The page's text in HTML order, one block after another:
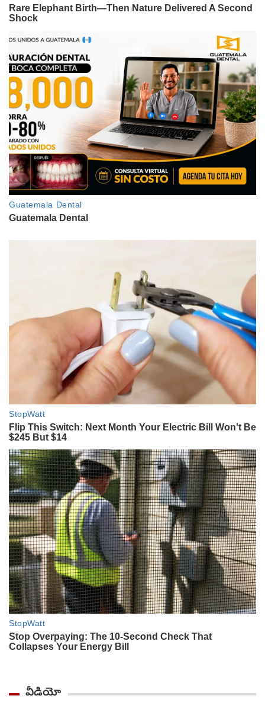
వీడియో